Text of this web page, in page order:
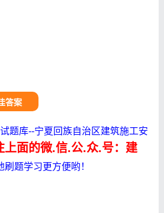
答案
题库--宁夏回族自治区建筑施工安
上面的微.信.公.众.号：建
题学习更方便哟！